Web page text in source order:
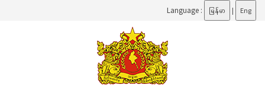
Language : မြန်မာ | Eng